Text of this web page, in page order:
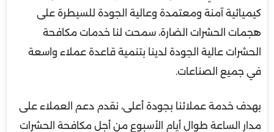
كيميائية آمنة ومعتمدة وعالية الجودة للسيطرة على
هجمات الحشرات الضارة، سمحت لنا خدمات مكافحة
الحشرات عالية الجودة لدينا بتنمية قاعدة عملاء واسعة
في جميع الصناعات.
بهدف خدمة عملائنا بجودة أعلى، نقدم دعم العملاء على
مدار الساعة طوال أيام الأسبوع من أجل مكافحة الحشرات